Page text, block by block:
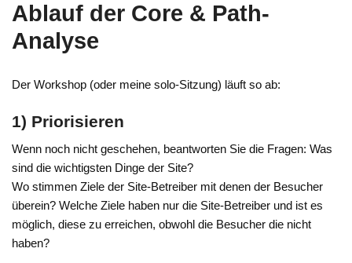
Ablauf der Core & Path-
Analyse
Der Workshop (oder meine solo-Sitzung) läuft so ab:
1) Priorisieren
Wenn noch nicht geschehen, beantworten Sie die Fragen: Was
sind die wichtigsten Dinge der Site?
Wo stimmen Ziele der Site-Betreiber mit denen der Besucher
überein? Welche Ziele haben nur die Site-Betreiber und ist es
möglich, diese zu erreichen, obwohl die Besucher die nicht
haben?